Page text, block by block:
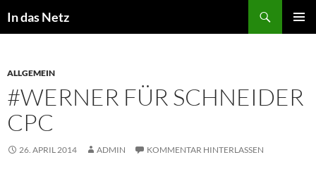
Inhalt
In das Netz
ALLGEMEIN
#WERNER FÜR SCHNEIDER
CPC
26. APRIL 2014 ADMIN KOMMENTAR HINTERLASSEN